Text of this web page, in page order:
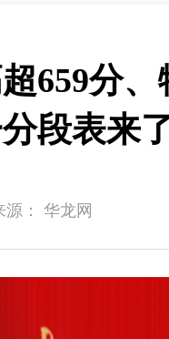
659分
段表来
源： 华龙网